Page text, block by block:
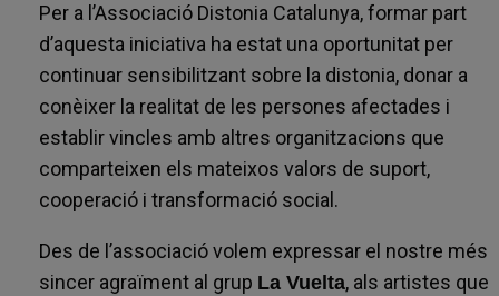
Per a l’Associació Distonia Catalunya, formar part
d’aquesta iniciativa ha estat una oportunitat per
continuar sensibilitzant sobre la distonia, donar a
conèixer la realitat de les persones afectades i
establir vincles amb altres organitzacions que
comparteixen els mateixos valors de suport,
cooperació i transformació social.
Des de l’associació volem expressar el nostre més
sincer agraïment al grup La Vuelta, als artistes que